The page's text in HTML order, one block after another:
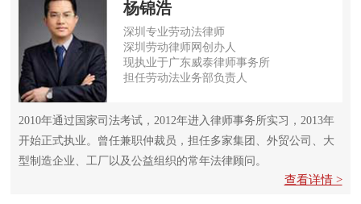
杨锦浩
深圳专业劳动法律师
深圳劳动律师网创办人
现执业于广东威泰律师事务所
担任劳动法业务部负责人
2010年通过国家司法考试，2012年进入律师事务所实习，2013年
开始正式执业。曾任兼职仲裁员，担任多家集团、外贸公司、大
型制造企业、工厂以及公益组织的常年法律顾问。
查看详情 >